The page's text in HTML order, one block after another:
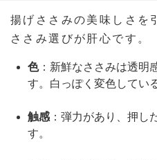
揚げささみの美味しさを
ささみ選びが肝心です。
色：新鮮なささみは透明
す。白っぽく変色してい
触感：弾力があり、押し
す。